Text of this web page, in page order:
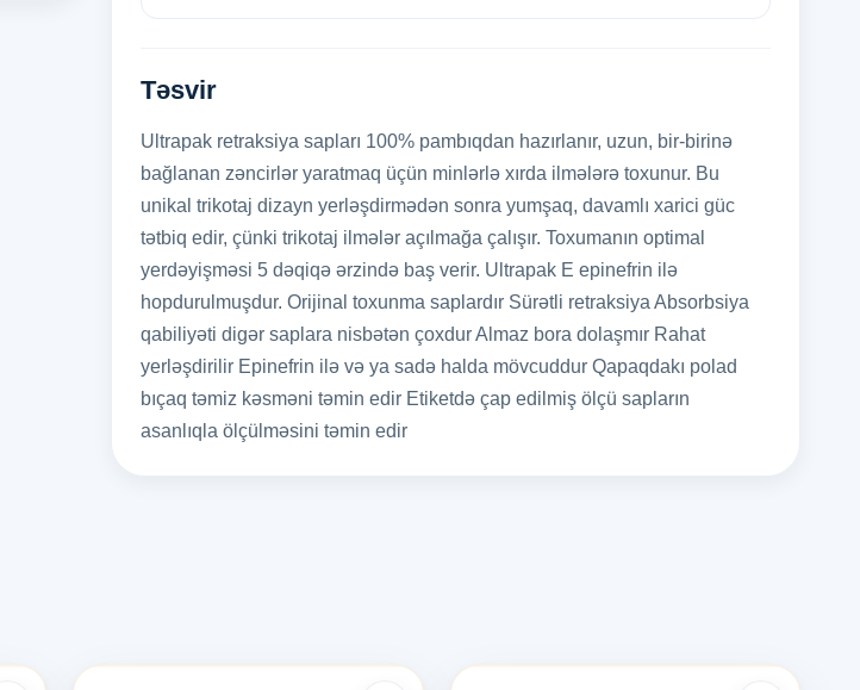
Təsvir
Ultrapak retraksiya sapları 100% pambıqdan hazırlanır, uzun, bir-birinə
bağlanan zəncirlər yaratmaq üçün minlərlə xırda ilmələrə toxunur. Bu
unikal trikotaj dizayn yerləşdirmədən sonra yumşaq, davamlı xarici güc
tətbiq edir, çünki trikotaj ilmələr açılmağa çalışır. Toxumanın optimal
yerdəyişməsi 5 dəqiqə ərzində baş verir. Ultrapak E epinefrin ilə
hopdurulmuşdur. Orijinal toxunma saplardır Sürətli retraksiya Absorbsiya
qabiliyəti digər saplara nisbətən çoxdur Almaz bora dolaşmır Rahat
yerləşdirilir Epinefrin ilə və ya sadə halda mövcuddur Qapaqdakı polad
bıçaq təmiz kəsməni təmin edir Etiketdə çap edilmiş ölçü sapların
asanlıqla ölçülməsini təmin edir